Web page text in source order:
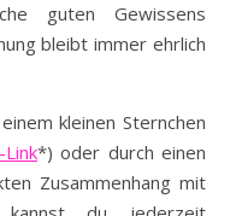
guten Gewissens
bleibt immer ehrlich
kleinen Sternchen
*) oder durch einen
Zusammenhang mit